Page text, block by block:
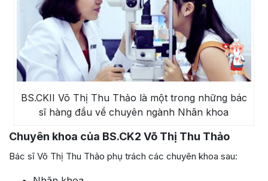
BS.CKII Võ Thị Thu Thảo là một trong những bác
sĩ hàng đầu về chuyên ngành Nhãn khoa
Chuyên khoa của BS.CK2 Võ Thị Thu Thảo
Bác sĩ Võ Thị Thu Thảo phụ trách các chuyên khoa sau: